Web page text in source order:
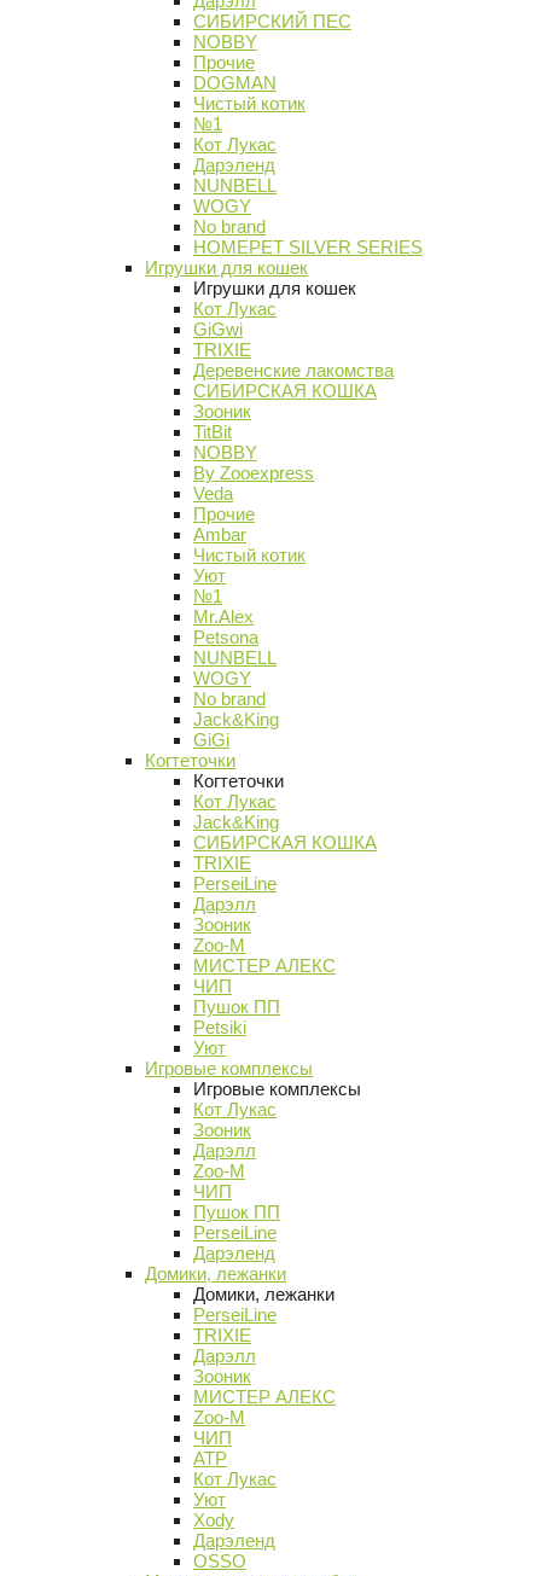
СИБИРСКИЙ ПЕС
NOBBY
Прочие
DOGMAN
Чистый котик
№1
Кот Лукас
Дарэленд
NUNBELL
WOGY
No brand
HOMEPET SILVER SERIES
Игрушки для кошек
Игрушки для кошек
Кот Лукас
GiGwi
TRIXIE
Деревенские лакомства
СИБИРСКАЯ КОШКА
Зооник
TitBit
NOBBY
By Zooexpress
Veda
Прочие
Ambar
Чистый котик
Уют
№1
Mr.Alex
Petsona
NUNBELL
WOGY
No brand
Jack&King
GiGi
Когтеточки
Когтеточки
Кот Лукас
Jack&King
СИБИРСКАЯ КОШКА
TRIXIE
PerseiLine
Дарэлл
Зооник
Zoo-M
МИСТЕР АЛЕКС
ЧИП
Пушок ПП
Petsiki
Уют
Игровые комплексы
Игровые комплексы
Кот Лукас
Зооник
Дарэлл
Zoo-M
ЧИП
Пушок ПП
PerseiLine
Дарэленд
Домики, лежанки
Домики, лежанки
PerseiLine
TRIXIE
Дарэлл
Зооник
МИСТЕР АЛЕКС
Zoo-M
ЧИП
АТР
Кот Лукас
Уют
Xody
Дарэленд
OSSO